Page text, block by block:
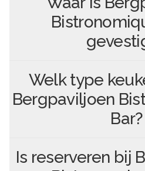
Welk type
Bergpaviljoen
Bar?
Is reserveren bij